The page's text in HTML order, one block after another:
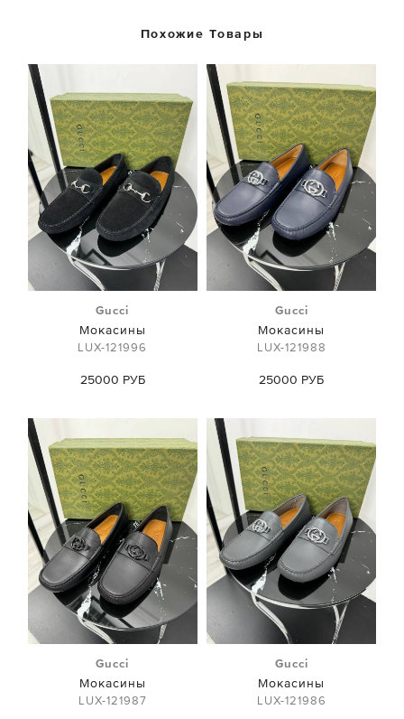
Похожие Товары
Gucci
Мокасины
LUX-121996
25000 РУБ
Gucci
Мокасины
LUX-121988
25000 РУБ
Gucci
Мокасины
LUX-121987
Gucci
Мокасины
LUX-121986